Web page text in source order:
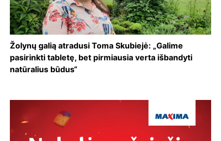
Žolynų galią atradusi Toma Skubiejė: „Galime
pasirinkti tabletę, bet pirmiausia verta išbandyti
natūralius būdus“